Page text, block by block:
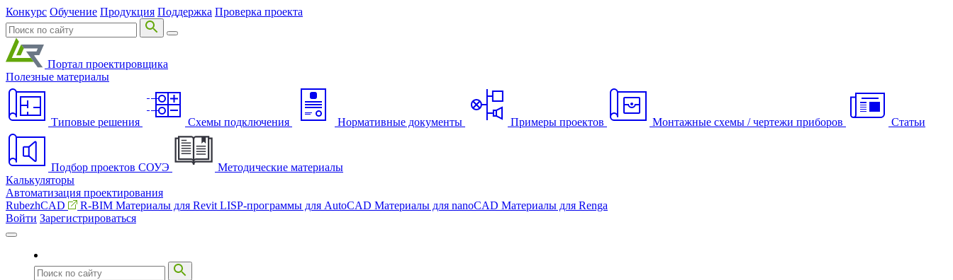
Конкурс Обучение Продукция Поддержка Проверка проекта
Портал проектировщика
Полезные материалы
Типовые решения Схемы подключения Нормативные документы Примеры проектов Монтажные схемы / чертежи приборов Статьи
Подбор проектов СОУЭ
Методические материалы
Калькуляторы
Автоматизация проектирования
RubezhCAD
R-BIM Материалы для Revit LISP-программы для AutoCAD Материалы для nanoCAD Материалы для Renga
Войти Зарегистрироваться